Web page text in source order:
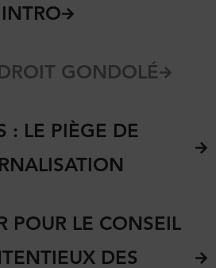
INTRO
GONDOLÉ
: LE PIÈGE DE
POUR LE CONSEIL
DES